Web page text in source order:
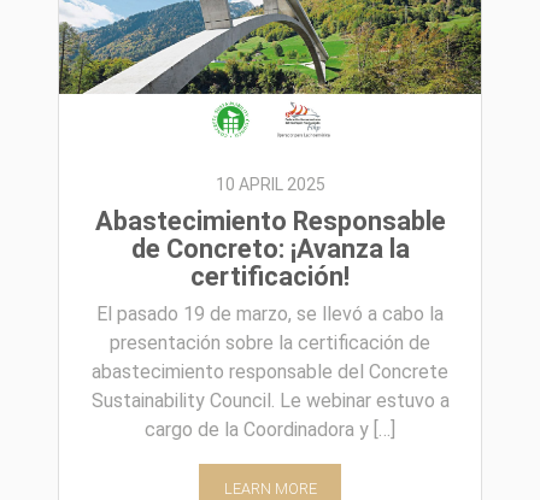
10 APRIL 2025
Abastecimiento Responsable
de Concreto: ¡Avanza la
certificación!
El pasado 19 de marzo, se llevó a cabo la
presentación sobre la certificación de
abastecimiento responsable del Concrete
Sustainability Council. Le webinar estuvo a
cargo de la Coordinadora y […]
LEARN MORE